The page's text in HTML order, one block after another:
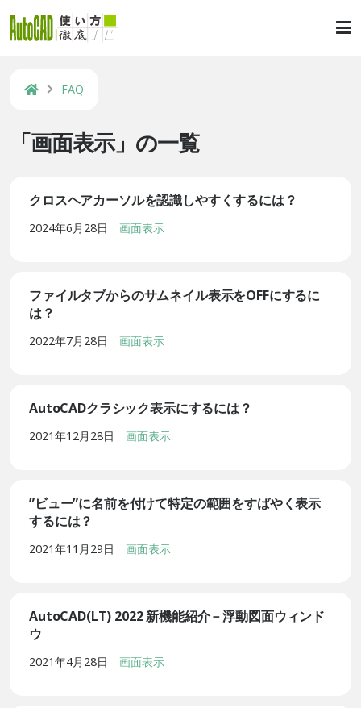
FAQ
「画面表示」の一覧
クロスヘアカーソルを認識しやすくするには？
2024年6月28日 画面表示
ファイルタブからのサムネイル表示をOFFにするに
は？
2022年7月28日 画面表示
AutoCADクラシック表示にするには？
2021年12月28日 画面表示
”ビュー”に名前を付けて特定の範囲をすばやく表示
するには？
2021年11月29日 画面表示
AutoCAD(LT) 2022 新機能紹介－浮動図面ウィンド
ウ
2021年4月28日 画面表示